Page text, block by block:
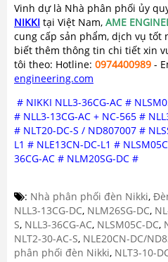
Vinh dự là Nhà phân phối ủy
NIKKI tại Việt Nam, AME
cung cấp sản phẩm, dịch vụ tốt
biết thêm thông tin chi tiết xin
tôi theo: Hotline: 0974400989 -
engineering.com
# NIKKI NLL3-36CG-AC #
# NLL3-13CG-AC + NC-565 #
# NLT20-DC-S / ND807007 #
L1 # NLE13CN-DC-L1 #
36CG-AC # NLM20SG-DC #
: Nhà phân phối đèn Nikki,
NLL3-13CG-DC, NLM26SG-DC,
S, NLL3-36CG-AC, NLSM05C-DC,
NLT2-30-AC-S, NLE20CN-DC/
phân phối đèn Nikki, NLT3-10-